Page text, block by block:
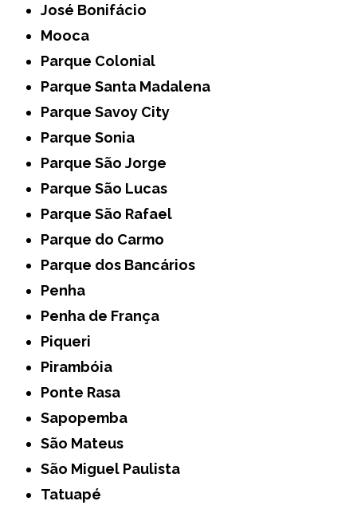
José Bonifácio
Mooca
Parque Colonial
Parque Santa Madalena
Parque Savoy City
Parque Sonia
Parque São Jorge
Parque São Lucas
Parque São Rafael
Parque do Carmo
Parque dos Bancários
Penha
Penha de França
Piqueri
Pirambóia
Ponte Rasa
Sapopemba
São Mateus
São Miguel Paulista
Tatuapé